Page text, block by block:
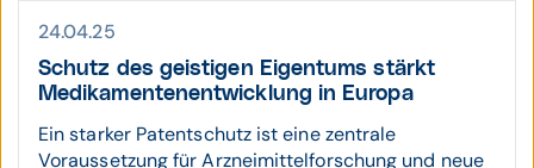
24.04.25
Schutz des geistigen Eigen­tums stärkt
Medika­menten­ent­wicklung in Europa
Ein starker Patentschutz ist eine zentrale
Voraussetzung für Arzneimittelforschung und neue